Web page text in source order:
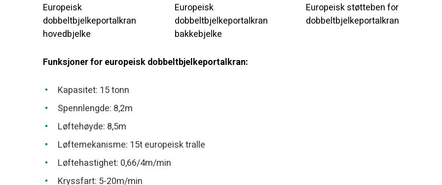
Europeisk
dobbeltbjelkeportalkran
hovedbjelke
Europeisk
dobbeltbjelkeportalkran
bakkebjelke
Europeisk støtteben for
dobbeltbjelkeportalkran
Funksjoner for europeisk dobbeltbjelkeportalkran:
Kapasitet: 15 tonn
Spennlengde: 8,2m
Løftehøyde: 8,5m
Løftemekanisme: 15t europeisk tralle
Løftehastighet: 0,66/4m/min
Kryssfart: 5-20m/min